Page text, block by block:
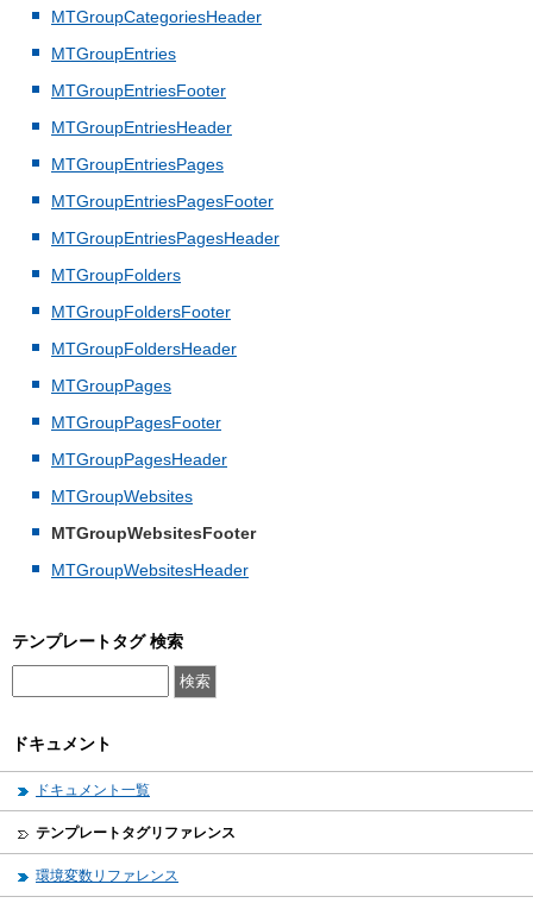
MTGroupCategoriesHeader
MTGroupEntries
MTGroupEntriesFooter
MTGroupEntriesHeader
MTGroupEntriesPages
MTGroupEntriesPagesFooter
MTGroupEntriesPagesHeader
MTGroupFolders
MTGroupFoldersFooter
MTGroupFoldersHeader
MTGroupPages
MTGroupPagesFooter
MTGroupPagesHeader
MTGroupWebsites
MTGroupWebsitesFooter
MTGroupWebsitesHeader
テンプレートタグ 検索
ドキュメント
ドキュメント一覧
テンプレートタグリファレンス
環境変数リファレンス